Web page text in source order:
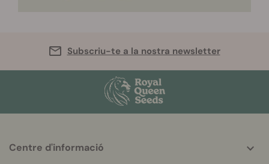
Subscriu-te a la nostra newsletter
More
Centre d'informació